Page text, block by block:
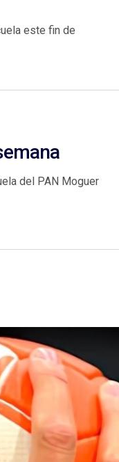
este fin de
del PAN Moguer